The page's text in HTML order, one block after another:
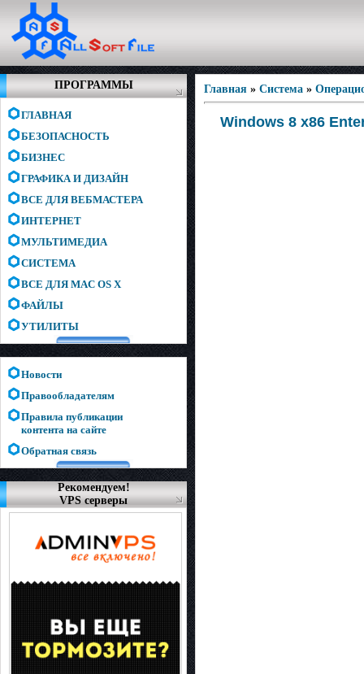
ПРОГРАММЫ
ГЛАВНАЯ
БЕЗОПАСНОСТЬ
БИЗНЕС
ГРАФИКА И ДИЗАЙН
ВСЕ ДЛЯ ВЕБМАСТЕРА
ИНТЕРНЕТ
МУЛЬТИМЕДИА
СИСТЕМА
ВСЕ ДЛЯ MAC OS X
ФАЙЛЫ
УТИЛИТЫ
Новости
Правообладателям
Правила публикации
контента на сайте
Обратная связь
Рекомендуем!
VPS серверы
Главная » Система »
Windows 8 x86